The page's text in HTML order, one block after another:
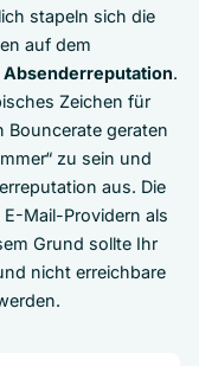
stapeln sich die
auf dem
Absenderreputation.
Zeichen für
Bouncerate geraten
zu sein und
aus. Die
Mail-Providern als
Grund sollte Ihr
nicht erreichbare